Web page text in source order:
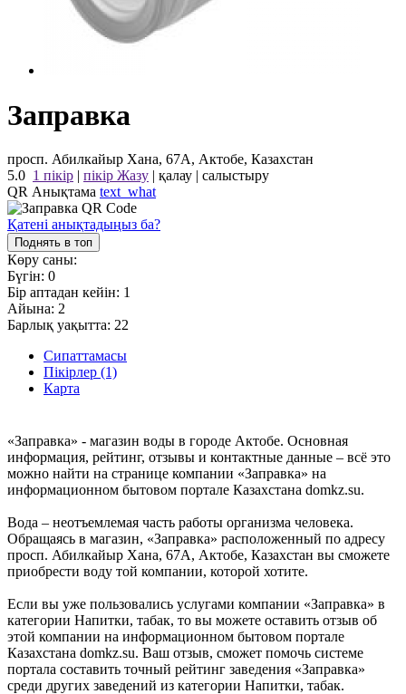
Заправка
просп. Абилкайыр Хана, 67А, Актобе, Казахстан
5.0 1 пікір | пікір Жазу | қалау | салыстыру
QR Анықтама text_what
Қатені анықтадыңыз ба?
Поднять в топ
Көру саны:
Бүгін: 0
Бір аптадан кейін: 1
Айына: 2
Барлық уақытта: 22
Сипаттамасы
Пікірлер (1)
Карта
«Заправка» - магазин воды в городе Актобе. Основная
информация, рейтинг, отзывы и контактные данные – всё это
можно найти на странице компании «Заправка» на
информационном бытовом портале Казахстана domkz.su.
Вода – неотъемлемая часть работы организма человека.
Обращаясь в магазин, «Заправка» расположенный по адресу
просп. Абилкайыр Хана, 67А, Актобе, Казахстан вы сможете
приобрести воду той компании, которой хотите.
Если вы уже пользовались услугами компании «Заправка» в
категории Напитки, табак, то вы можете оставить отзыв об
этой компании на информационном бытовом портале
Казахстана domkz.su. Ваш отзыв, сможет помочь системе
портала составить точный рейтинг заведения «Заправка»
среди других заведений из категории Напитки, табак.